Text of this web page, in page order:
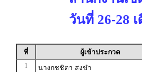
วันที่ 26-28
ที่
ผู้เข้าประกวด
1
นางกชชิตา สงขำ